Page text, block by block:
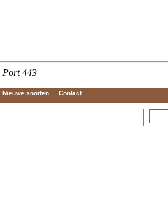
Nieuwe soorten Contact